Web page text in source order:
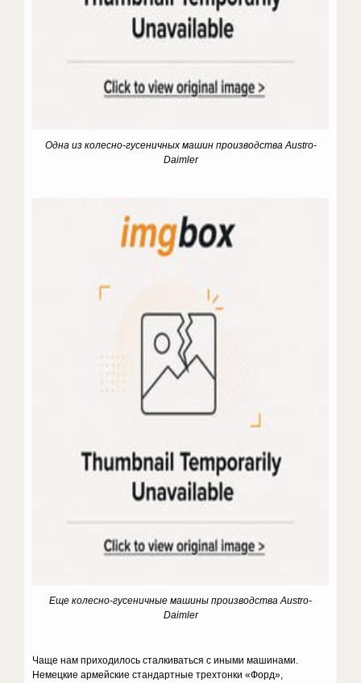
Одна из колесно-гусеничных машин производства Austro-
Daimler
Еще колесно-гусеничные машины производства Austro-
Daimler
Чаще нам приходилось сталкиваться с иными машинами.
Немецкие армейские стандартные трехтонки «Форд»,